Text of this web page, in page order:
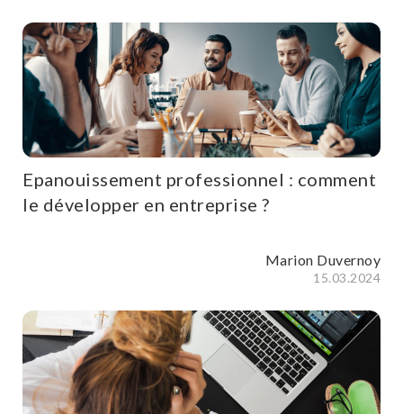
Epanouissement professionnel : comment
le développer en entreprise ?
Marion Duvernoy
15.03.2024